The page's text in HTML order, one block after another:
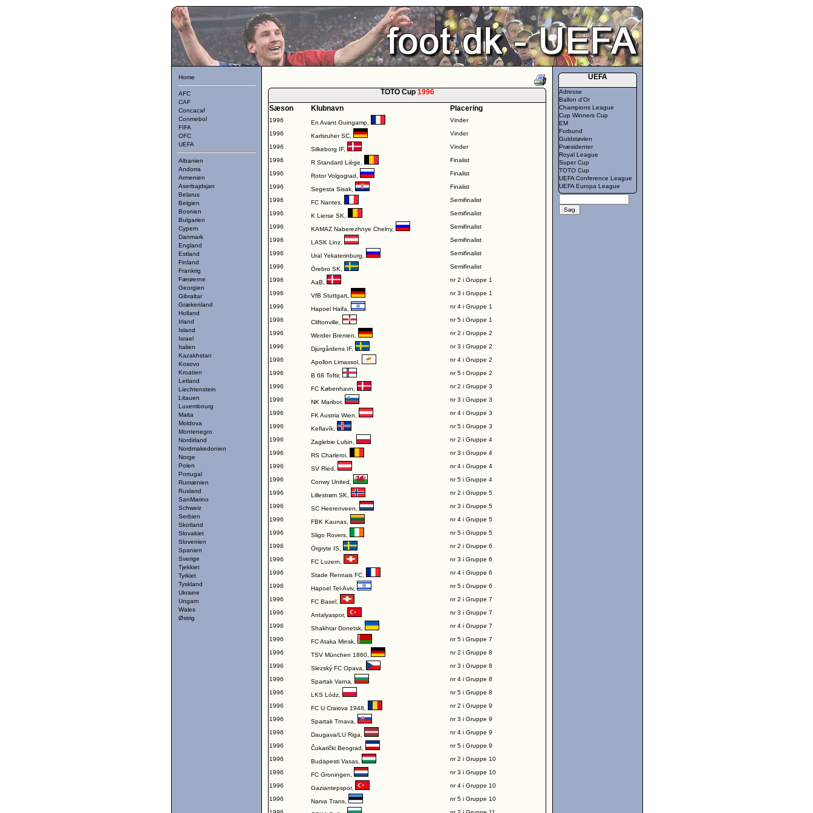
Home
AFC
CAF
Concacaf
Conmebol
FIFA
OFC
UEFA
Albanien
Andorra
Armenien
Aserbajdsjan
Belarus
Belgien
Bosnien
Bulgarien
Cypern
Danmark
England
Estland
Finland
Frankrig
Færøerne
Georgien
Gibraltar
Grækenland
Holland
Irland
Island
Israel
Italien
Kazakhstan
Kosovo
Kroatien
Letland
Liechtenstein
Litauen
Luxembourg
Malta
Moldova
Montenegro
Nordirland
Nordmakedonien
Norge
Polen
Portugal
Rumænien
Rusland
SanMarino
Schweiz
Serbien
Skotland
Slovakiet
Slovenien
Spanien
Sverige
Tjekkiet
Tyrkiet
Tyskland
Ukraine
Ungarn
Wales
Østrig
TOTO Cup 1996
Sæson
Klubnavn Placering
1996 En Avant Guingamp
Vinder
1996
Karlsruher SC
Vinder
1996
Silkeborg IF,
Vinder
1996
R Standard Liège
Finalist
1996
Rotor Volgograd
Finalist
1996
Segesta Sisak
Finalist
1996
FC Nantes
Semifinalist
1996
K Lierse SK
Semifinalist
1996
KAMAZ Naberezhnye Chelny,
Semifinalist
1996
LASK Linz
Semifinalist
1996
Ural Yekaterinburg
Semifinalist
1996
Örebro SK
Semifinalist
1996
AaB
nr 2 i Gruppe 1
1996
VfB Stuttgart
nr 3 i Gruppe 1
1996
Hapoel Haifa
nr 4 i Gruppe 1
1996
Cliftonville
nr 5 i Gruppe 1
1996
Werder Bremen
nr 2 i Gruppe 2
1996
Djurgårdens IF,
nr 3 i Gruppe 2
1996
Apollon Limassol
nr 4 i Gruppe 2
1996
B 68 Toftir,
nr 5 i Gruppe 2
1996
FC København
nr 2 i Gruppe 3
1996
NK Maribor,
nr 3 i Gruppe 3
1996
FK Austria Wien
nr 4 i Gruppe 3
1996
Keflavík
nr 5 i Gruppe 3
1996
Zaglebie Lubin
nr 2 i Gruppe 4
1996
RS Charleroi
nr 3 i Gruppe 4
1996
SV Ried
nr 4 i Gruppe 4
1996
Conwy United
nr 5 i Gruppe 4
1996
Lillestrøm SK
nr 2 i Gruppe 5
1996
SC Heerenveen
nr 3 i Gruppe 5
1996
FBK Kaunas
nr 4 i Gruppe 5
1996
Sligo Rovers
nr 5 i Gruppe 5
1996
Örgryte IS
nr 2 i Gruppe 6
1996
FC Luzern
nr 3 i Gruppe 6
1996
Stade Rennais FC
nr 4 i Gruppe 6
1996
Hapoel Tel-Aviv,
nr 5 i Gruppe 6
1996
FC Basel
nr 2 i Gruppe 7
1996
Antalyaspor,
nr 3 i Gruppe 7
1996
Shakhtar Donetsk
nr 4 i Gruppe 7
1996
FC Ataka Minsk
nr 5 i Gruppe 7
1996
TSV München 1860
nr 2 i Gruppe 8
1996
Slezský FC Opava
nr 3 i Gruppe 8
1996
Spartak Varna
nr 4 i Gruppe 8
1996
LKS Lódz
nr 5 i Gruppe 8
1996
FC U Craiova 1948
nr 2 i Gruppe 9
1996
Spartak Trnava
nr 3 i Gruppe 9
1996
Daugava/LU Riga
nr 4 i Gruppe 9
1996
Čukarički Beograd
nr 5 i Gruppe 9
1996
Budapesti Vasas
nr 2 i Gruppe 10
1996
FC Groningen
nr 3 i Gruppe 10
1996
Gaziantepspor,
nr 4 i Gruppe 10
1996
Narva Trans
nr 5 i Gruppe 10
UEFA
Adresse
Ballon d'Or
Champions League
Cup Winners Cup
EM
Forbund
Guldstøvlen
Præsidenter
Royal League
Super Cup
TOTO Cup
UEFA Conference League
UEFA Europa League